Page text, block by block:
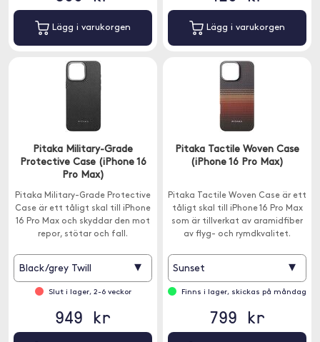
Lägg i varukorgen Lägg i varukorgen
Pitaka Military-Grade
Protective Case (iPhone 16
Pro Max)
Pitaka Military-Grade Protective
Case är ett tåligt skal till iPhone
16 Pro Max och skyddar den mot
repor, stötar och fall.
Black/grey Twill ▾
Slut i lager, 2-6 veckor
949 kr
Pitaka Tactile Woven Case
(iPhone 16 Pro Max)
Pitaka Tactile Woven Case är ett
tåligt skal till iPhone 16 Pro Max
som är tillverkat av aramidfiber
av flyg- och rymdkvalitet.
Sunset ▾
Finns i lager, skickas på måndag
799 kr